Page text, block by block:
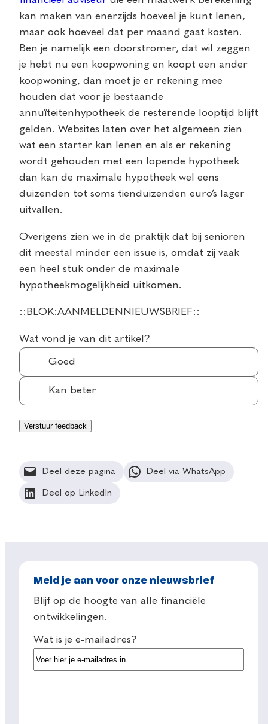
kan maken van enerzijds hoeveel je kunt lenen,
maar ook hoeveel dat per maand gaat kosten.
Ben je namelijk een doorstromer, dat wil zeggen
je hebt nu een koopwoning en koopt een ander
koopwoning, dan moet je er rekening mee
houden dat voor je bestaande
annuïteitenhypotheek de resterende looptijd blijft
gelden. Websites laten over het algemeen zien
wat een starter kan lenen en als er rekening
wordt gehouden met een lopende hypotheek
dan kan de maximale hypotheek wel eens
duizenden tot soms tienduizenden euro’s lager
uitvallen.
Overigens zien we in de praktijk dat bij senioren
dit meestal minder een issue is, omdat zij vaak
een heel stuk onder de maximale
hypotheekmogelijkheid uitkomen.
::BLOK:AANMELDENNIEUWSBRIEF::
Wat vond je van dit artikel?
Goed
Kan beter
Deel deze pagina Deel via WhatsApp
Deel op LinkedIn
Meld je aan voor onze nieuwsbrief
Blijf op de hoogte van alle financiële
ontwikkelingen.
Wat is je e-mailadres?